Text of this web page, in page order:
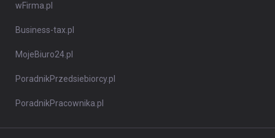
wFirma.pl
Business-tax.pl
MojeBiuro24.pl
PoradnikPrzedsiebiorcy.pl
PoradnikPracownika.pl